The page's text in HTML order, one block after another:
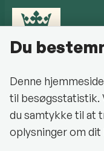
Du
Denne
til besøgsstatistik.
du samtykke til at
oplysninger om dit